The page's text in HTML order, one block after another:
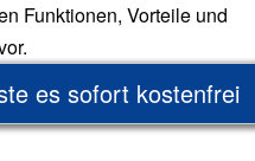
Funktionen, Vorteile und
es sofort kostenfrei